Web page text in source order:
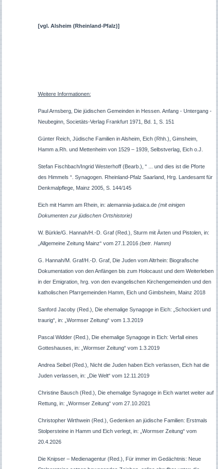
[vgl. Alsheim (Rheinland-Pfalz)]
Weitere Informationen:
Paul Arnsberg, Die jüdischen Gemeinden in Hessen. Anfang - Untergang -
Neubeginn, Societäts-Verlag Frankfurt 1971, Bd. 1, S. 151
Günter Reich, Jüdische Familien in Alsheim, Eich (Rhh.), Gimsheim,
Hamm a.Rh. und Mettenheim von 1529 – 1939, Selbstverlag, Eich o.J.
Stefan Fischbach/Ingrid Westerhoff (Bearb.), “ ... und dies ist die Pforte
des Himmels “. Synagogen. Rheinland-Pfalz Saarland, Hrg. Landesamt für
Denkmalpflege, Mainz 2005, S. 144/145
Eich mit Hamm am Rhein, in: alemannia-judaica.de (mit einigen
Dokumenten zur jüdischen Ortshistorie)
W. Bürkle/G. Hannah/H.-D. Graf (Red.), Sturm mit Äxten und Pistolen, in:
„Allgemeine Zeitung Mainz“ vom 27.1.2016 (betr. Hamm)
G. Hannah/M. Graf/H.-D. Graf, Die Juden vom Altrhein: Biografische
Dokumentation von den Anfängen bis zum Holocaust und dem Weiterleben
in der Emigration, hrg. von den evangelischen Kirchengemeinden und den
katholischen Pfarrgemeinden Hamm, Eich und Gimbsheim, Mainz 2018
Sanford Jacoby (Red.), Die ehemalige Synagoge in Eich: „Schockiert und
traurig“, in: „Wormser Zeitung“ vom 1.3.2019
Pascal Widder (Red.), Die ehemalige Synagoge in Eich: Verfall eines
Gotteshauses, in: „Wormser Zeitung“ vom 1.3.2019
Andrea Seibel (Red.), Nicht die Juden haben Eich verlassen, Eich hat die
Juden verlassen, in: „Die Welt“ vom 12.11.2019
Christine Bausch (Red.), Die ehemalige Synagoge in Eich wartet weiter auf
Rettung, in: „Wormser Zeitung“ vom 27.10.2021
Christopher Wirthwein (Red.), Gedenken an jüdische Familien: Erstmals
Stolpersteine in Hamm und Eich verlegt, in: „Wormser Zeitung“ vom
20.4.2026
Die Knipser – Medienagentur (Red.), Für immer im Gedächtnis: Neue